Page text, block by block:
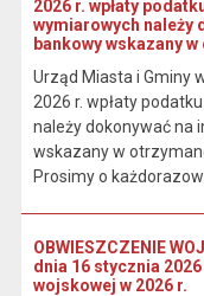
2026 r. wpłaty
wymiarowych należy
bankowy wskazany
Urząd Miasta i Gminy
2026 r. wpłaty
należy dokonywać na
wskazany w
Prosimy o
OBWIESZCZENIE
dnia 16 stycznia
wojskowej w 2026 r.